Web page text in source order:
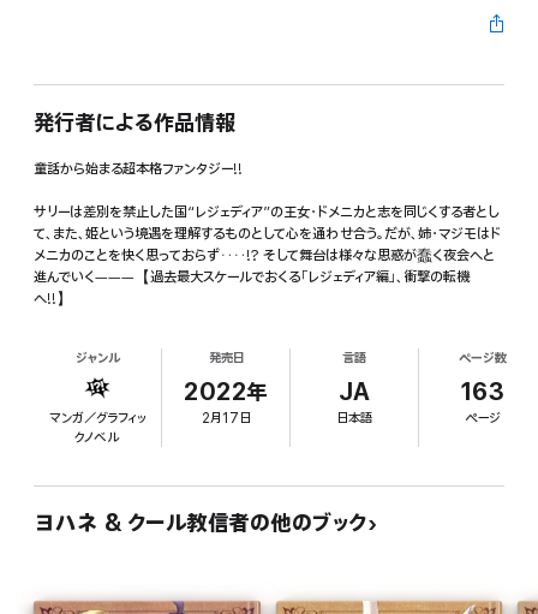
発行者による作品情報
童話から始まる超本格ファンタジー!!
サリーは差別を禁止した国“レジェディア”の王女・ドメニカと志を同じくする者とし
て、また、姫という境遇を理解するものとして心を通わせ合う。だが、姉・マジモはド
メニカのことを快く思っておらず‥‥!? そして舞台は様々な思惑が蠢く夜会へと
進んでいく―――【過去最大スケールでおくる「レジェディア編」、衝撃の転機
へ!!】
ジャンル
マンガ／グラフィッ
クノベル
発売日
2022年
2月17日
言語
JA
日本語
ページ数
163
ページ
ヨハネ & クール教信者の他のブック